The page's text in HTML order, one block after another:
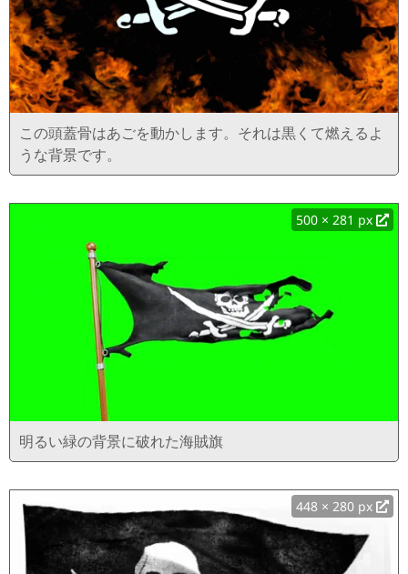
この頭蓋骨はあごを動かします。それは黒くて燃えるよ
うな背景です。
500 × 281 px
明るい緑の背景に破れた海賊旗
448 × 280 px